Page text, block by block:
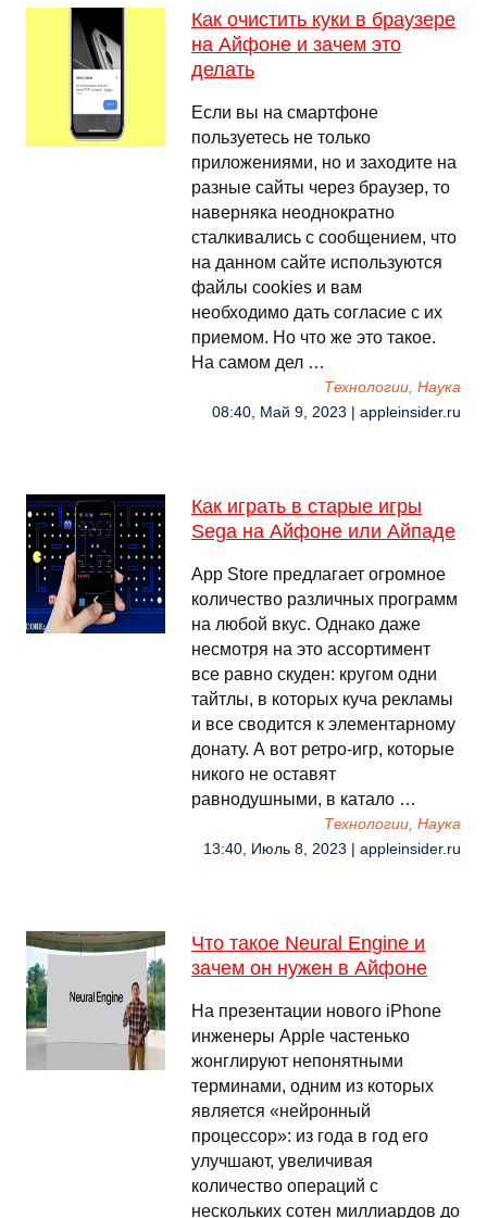
Как очистить куки в браузере
на Айфоне и зачем это
делать
Если вы на смартфоне
пользуетесь не только
приложениями, но и заходите на
разные сайты через браузер, то
наверняка неоднократно
сталкивались с сообщением, что
на данном сайте используются
файлы cookies и вам
необходимо дать согласие с их
приемом. Но что же это такое.
На самом дел …
Технологии, Наука
08:40, Май 9, 2023 | appleinsider.ru
Как играть в старые игры
Sega на Айфоне или Айпаде
App Store предлагает огромное
количество различных программ
на любой вкус. Однако даже
несмотря на это ассортимент
все равно скуден: кругом одни
тайтлы, в которых куча рекламы
и все сводится к элементарному
донату. А вот ретро-игр, которые
никого не оставят
равнодушными, в катало …
Технологии, Наука
13:40, Июль 8, 2023 | appleinsider.ru
Что такое Neural Engine и
зачем он нужен в Айфоне
На презентации нового iPhone
инженеры Apple частенько
жонглируют непонятными
терминами, одним из которых
является «нейронный
процессор»: из года в год его
улучшают, увеличивая
количество операций с
нескольких сотен миллиардов до